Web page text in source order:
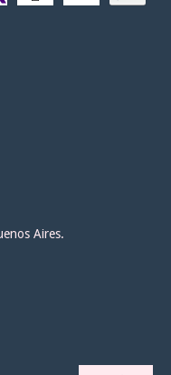
Aires.